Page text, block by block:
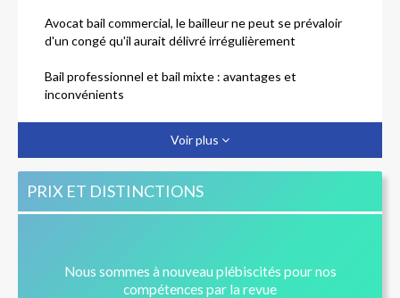
Avocat bail commercial, le bailleur ne peut se prévaloir
d'un congé qu'il aurait délivré irrégulièrement
Bail professionnel et bail mixte : avantages et
inconvénients
Voir plus
PRIX ET DISTINCTIONS
Nous sommes à nouveau plébiscités pour nos
compétences par la revue